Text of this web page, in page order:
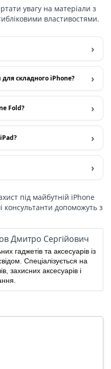
увагу на матеріали з
властивостями.
складного iPhone?
Fold?
під майбутній iPhone
консультанти допоможуть з
Дмитро Сергійович
гаджетів та аксесуарів із
Спеціалізується на
захисних аксесуарів і